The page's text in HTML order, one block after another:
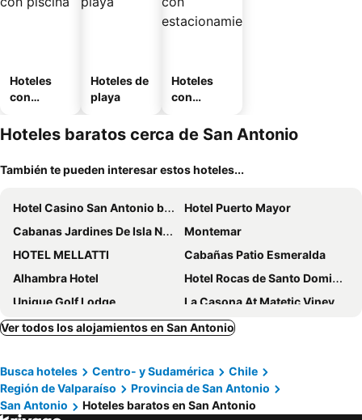
Hoteles
con
Hoteles de
playa
Hoteles
con
miento
Hoteles baratos cerca de San Antonio
También te pueden interesar estos hoteles...
Hotel Casino San Antonio by Enjoy
Hotel Puerto Mayor
Cabanas Jardines De Isla Negra
Montemar
HOTEL MELLATTI
Cabañas Patio Esmeralda
Alhambra Hotel
Hotel Rocas de Santo Domingo
Unique Golf Lodge
La Casona At Matetic Vineyards
Parque San Juan - Héroes Parques
Hostal Boutique Reina Del Mar
Departamento Rocas de Santo Domingo Barrio Golf
Ver todos los alojamientos en San Antonio
Busca hoteles Centro- y Sudamérica
Chile
Región de Valparaíso
Provincia de San Antonio
San Antonio
Hoteles baratos en San Antonio